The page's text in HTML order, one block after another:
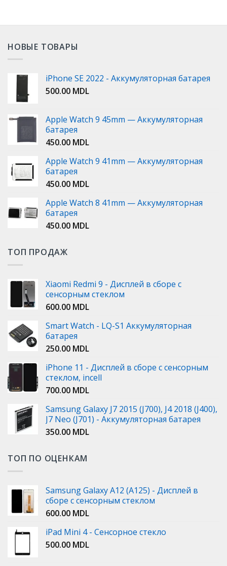
НОВЫЕ ТОВАРЫ
iPhone SE 2022 - Аккумуляторная батарея
500.00 MDL
Apple Watch 9 45mm — Аккумуляторная
батарея
450.00 MDL
Apple Watch 9 41mm — Аккумуляторная
батарея
450.00 MDL
Apple Watch 8 41mm — Аккумуляторная
батарея
450.00 MDL
ТОП ПРОДАЖ
Xiaomi Redmi 9 - Дисплей в сборе с
сенсорным стеклом
600.00 MDL
Smart Watch - LQ-S1 Аккумуляторная
батарея
250.00 MDL
iPhone 11 - Дисплей в сборе с сенсорным
стеклом, incell
700.00 MDL
Samsung Galaxy J7 2015 (J700), J4 2018 (J400),
J7 Neo (J701) - Аккумуляторная батарея
350.00 MDL
ТОП ПО ОЦЕНКАМ
Samsung Galaxy A12 (A125) - Дисплей в
сборе с сенсорным стеклом
600.00 MDL
iPad Mini 4 - Сенсорное стекло
500.00 MDL